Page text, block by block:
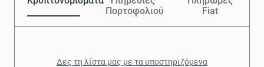
Πορτοφολιού
Fiat
Δες τη λίστα μας με τα υποστηριζόμενα